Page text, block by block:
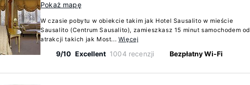
Pokaż mapę
W czasie pobytu w obiekcie takim jak Hotel Sausalito w mieście
Sausalito (Centrum Sausalito), zamieszkasz 15 minut samochodem od
atrakcji takich jak Most... Więcej
9/10 Excellent 1004 recenzji Bezpłatny Wi-Fi